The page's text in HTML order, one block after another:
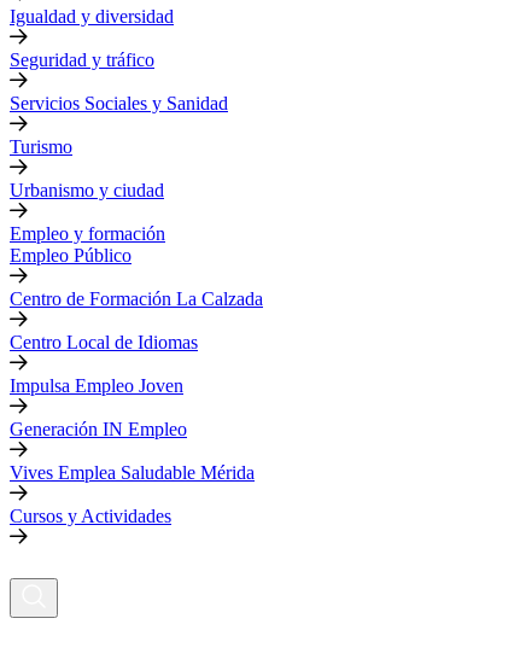
Igualdad y diversidad
Seguridad y tráfico
Servicios Sociales y Sanidad
Turismo
Urbanismo y ciudad
Empleo y formación
Empleo Público
Centro de Formación La Calzada
Centro Local de Idiomas
Impulsa Empleo Joven
Generación IN Empleo
Vives Emplea Saludable Mérida
Cursos y Actividades